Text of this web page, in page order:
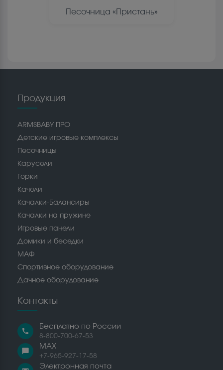
Песочница «Пристань»
Продукция
ARMSBABY ПРО
Детские игровые комплексы
Песочницы
Карусели
Горки
Качели
Качалки-Балансиры
Качалки на пружине
Игровые панели
Домики и беседки
МАФ
Спортивное оборудование
Дачное оборудование
Контакты
call
Бесплатно по России
8-800-700-67-53
chat_bubble
MAX
+7-965-927-17-58
Электронная почта